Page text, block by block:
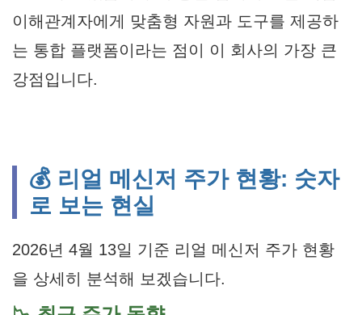
이해관계자에게 맞춤형 자원과 도구를 제공하
는 통합 플랫폼이라는 점이 이 회사의 가장 큰
강점입니다.
💰 리얼 메신저 주가 현황: 숫자
로 보는 현실
2026년 4월 13일 기준 리얼 메신저 주가 현황
을 상세히 분석해 보겠습니다.